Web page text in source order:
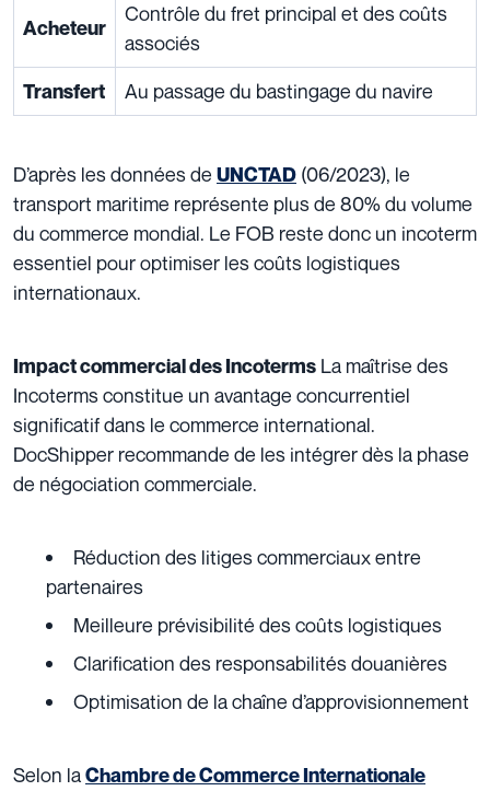
Acheteur
Contrôle du fret principal et des coûts
associés
Transfert Au passage du bastingage du navire
D’après les données de UNCTAD (06/2023), le
transport maritime représente plus de 80% du volume
du commerce mondial. Le FOB reste donc un incoterm
essentiel pour optimiser les coûts logistiques
internationaux.
Impact commercial des Incoterms La maîtrise des
Incoterms constitue un avantage concurrentiel
significatif dans le commerce international.
DocShipper recommande de les intégrer dès la phase
de négociation commerciale.
Réduction des litiges commerciaux entre
partenaires
Meilleure prévisibilité des coûts logistiques
Clarification des responsabilités douanières
Optimisation de la chaîne d’approvisionnement
Selon laChambre de Commerce Internationale